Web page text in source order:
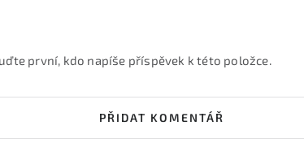
první, kdo napíše příspěvek k této položce.
PŘIDAT KOMENTÁŘ